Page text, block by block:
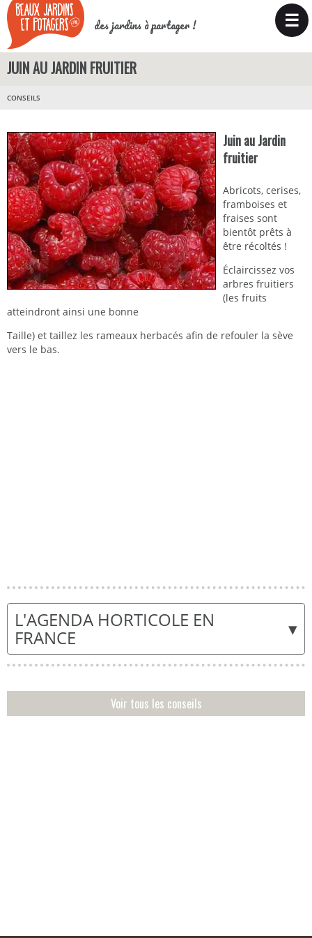
des jardins à partager ! ☰
JUIN AU JARDIN FRUITIER
CONSEILS
Juin au Jardin
fruitier
Abricots, cerises,
framboises et
fraises sont
bientôt prêts à
être récoltés !
Éclaircissez vos
arbres fruitiers
(les fruits
atteindront ainsi une bonne
Taille) et taillez les rameaux herbacés afin de refouler la sève
vers le bas.
▾
L'AGENDA HORTICOLE EN
FRANCE
Voir tous les conseils